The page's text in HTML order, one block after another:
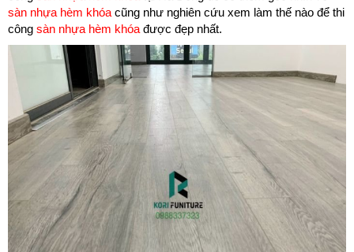
sàn nhựa hèm khóacũng như nghiên cứu xem làm thế nào để thi
công sàn nhựa hèm khóađược đẹp nhất.